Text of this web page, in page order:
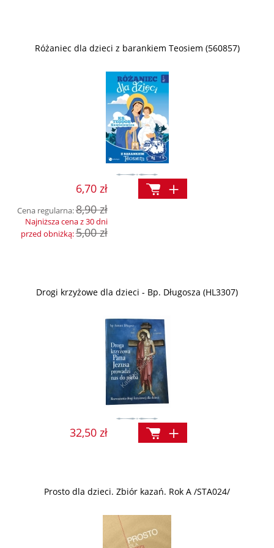
Różaniec dla dzieci z barankiem Teosiem (560857)
6,70 zł
Cena regularna:8,90 zł
Najniższa cena z 30 dni
przed obniżką:5,00 zł
Drogi krzyżowe dla dzieci - Bp. Długosza (HL3307)
32,50 zł
Prosto dla dzieci. Zbiór kazań. Rok A /STA024/